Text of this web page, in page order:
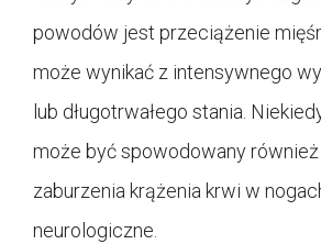
powodów jest przeciążenie
może wynikać z intensywnego
lub długotrwałego stania.
może być spowodowany
zaburzenia krążenia krwi w
neurologiczne.